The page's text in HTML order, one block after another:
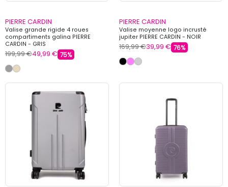
PIERRE CARDIN
Valise grande rigide 4 roues
compartiments galina PIERRE
CARDIN - GRIS
199,99 €49,99 € 75%
PIERRE CARDIN
Valise moyenne logo incrusté
jupiter PIERRE CARDIN - NOIR
169,99 €39,99 € 76%